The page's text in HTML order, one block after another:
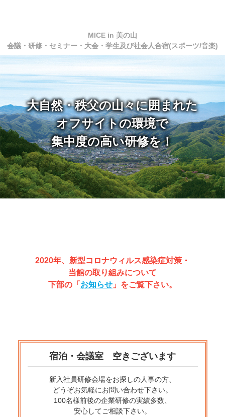
本
へ
ス
ッ
プ
MICE in 美の山 |
いこいの村ヘリテ
イジ美の山
MICE in 美の山
会議・研修・セミナー・大会・学生及び社会人合宿(スポーツ/音楽)
大自然・秩父の山々に囲まれた
オフサイトの環境で
集中度の高い研修を！
2020年、新型コロナウィルス感染症対策・
当館の取り組みについて
下部の「 お知らせ 」をご覧下さい。
宿泊・会議室 空きございます
新入社員研修会場をお探しの人事の方、
どうぞお気軽にお問い合わせ下さい。
100名様前後の企業研修の実績多数、
安心してご相談下さい。